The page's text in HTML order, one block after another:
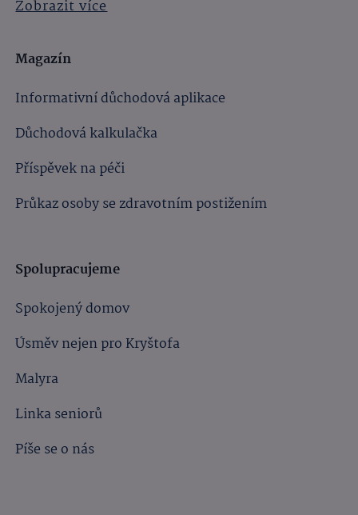
Zobrazit více
Magazín
Informativní důchodová aplikace
Důchodová kalkulačka
Příspěvek na péči
Průkaz osoby se zdravotním postižením
Spolupracujeme
Spokojený domov
Úsměv nejen pro Kryštofa
Malyra
Linka seniorů
Píše se o nás